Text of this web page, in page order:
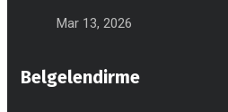
Mar 13, 2026
Belgelendirme